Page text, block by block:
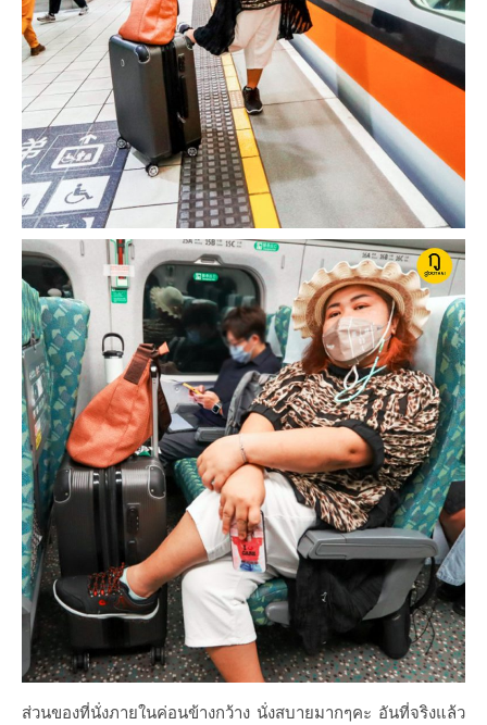
ส่วนของที่นั่งภายในค่อนข้างกว้าง นั่งสบายมากๆคะ อันที่จริงแล้ว